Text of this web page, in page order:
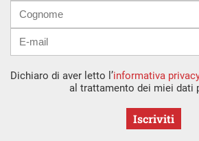
Dichiaro di aver letto l’informativa
al trattamento dei miei dati
Iscriviti